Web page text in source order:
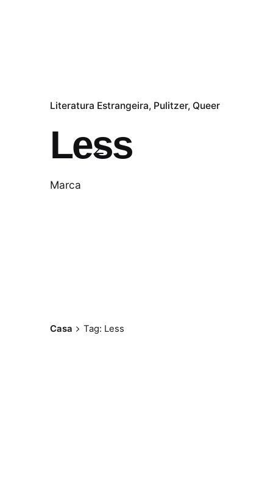
Literatura Estrangeira Pulitzer Queer
Less
Marca
Casa Tag: Less